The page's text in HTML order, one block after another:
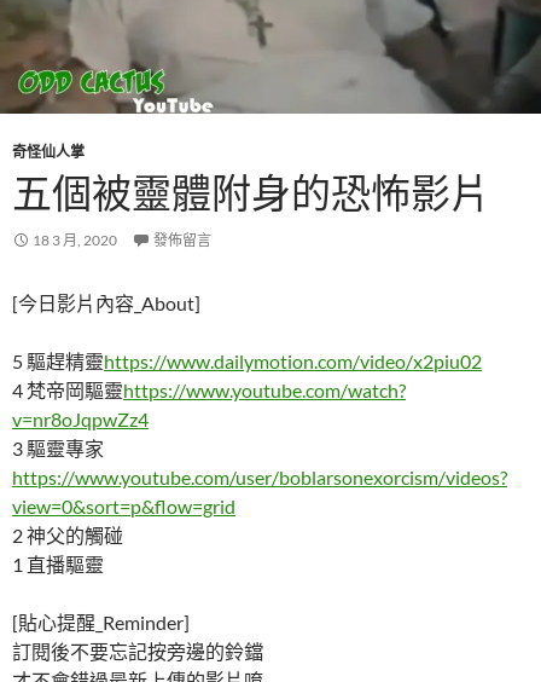
奇怪仙人掌
五個被靈體附身的恐怖影片
18 3 月, 2020 發佈留言
[今日影片內容_About]
5 驅趕精靈https://www.dailymotion.com/video/x2piu02
4 梵帝岡驅靈https://www.youtube.com/watch?
v=nr8oJqpwZz4
3 驅靈專家
https://www.youtube.com/user/boblarsonexorcism/videos?
view=0&sort=p&flow=grid
2 神父的觸碰
1 直播驅靈
[貼心提醒_Reminder]
訂閱後不要忘記按旁邊的鈴鐺